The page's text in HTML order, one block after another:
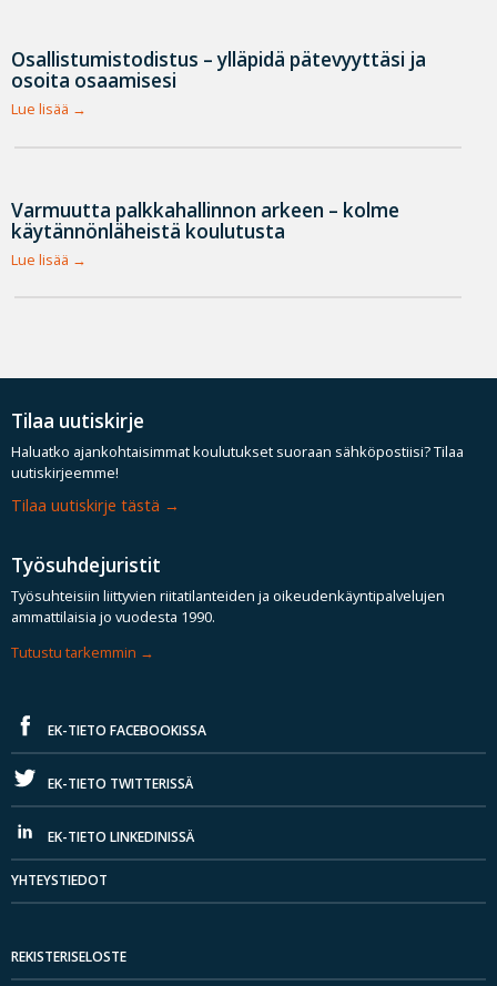
Osallistumistodistus – ylläpidä pätevyyttäsi ja
osoita osaamisesi
Lue lisää
Varmuutta palkkahallinnon arkeen – kolme
käytännönläheistä koulutusta
Lue lisää
Tilaa uutiskirje
Haluatko ajankohtaisimmat koulutukset suoraan sähköpostiisi? Tilaa
uutiskirjeemme!
Tilaa uutiskirje tästä
Työsuhdejuristit
Työsuhteisiin liittyvien riitatilanteiden ja oikeudenkäyntipalvelujen
ammattilaisia jo vuodesta 1990.
Tutustu tarkemmin
EK-TIETO FACEBOOKISSA
EK-TIETO TWITTERISSÄ
EK-TIETO LINKEDINISSÄ
YHTEYSTIEDOT
REKISTERISELOSTE